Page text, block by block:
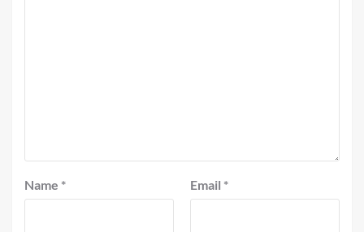
Name * Email *